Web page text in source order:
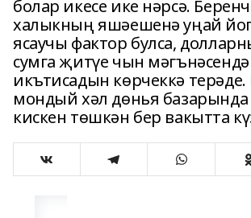
болар икесе ике нәрсә.
халыкның яшәешенә уңай
ясаучы фактор булса,
сумга җитүе чын мәгънәсендә
икътисадын көрчеккә
мондый хәл дөнья базарында
кискен төшкән бер вакытта